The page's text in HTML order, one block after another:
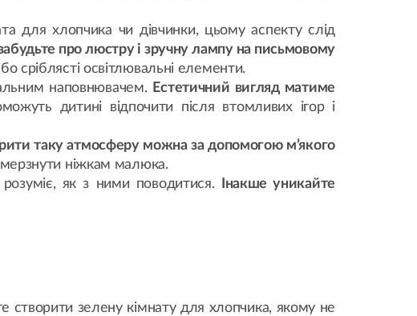
для хлопчика чи дівчинки, цьому аспекту слід
про люстру і зручну лампу на письмовому
сріблясті освітлювальні елементи.
наповнювачем.
Естетичний вигляд матиме
дитині відпочити після втомливих ігор і
таку атмосферу можна за допомогою м’якого
ніжкам малюка.
як з ними поводитися.
Інакше уникайте
створити зелену кімнату для хлопчика, якому не